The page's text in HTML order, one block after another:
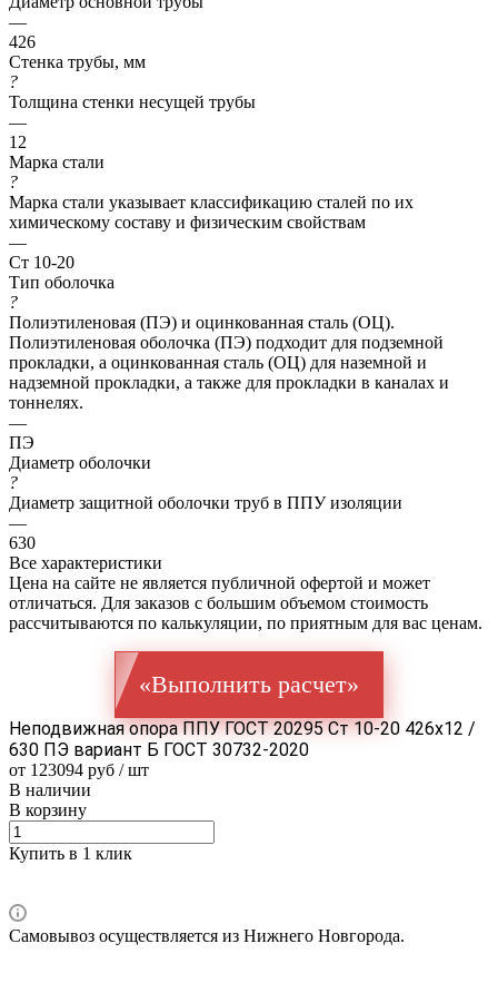
—
426
Стенка трубы, мм
?
Толщина стенки несущей трубы
—
12
Марка стали
?
Марка стали указывает классификацию сталей по их
химическому составу и физическим свойствам
—
Ст 10-20
Тип оболочка
?
Полиэтиленовая (ПЭ) и оцинкованная сталь (ОЦ).
Полиэтиленовая оболочка (ПЭ) подходит для подземной
прокладки, а оцинкованная сталь (ОЦ) для наземной и
надземной прокладки, а также для прокладки в каналах и
тоннелях.
—
ПЭ
Диаметр оболочки
?
Диаметр защитной оболочки труб в ППУ изоляции
—
630
Все характеристики
Цена на сайте не является публичной офертой и может
отличаться. Для заказов с большим объемом стоимость
рассчитываются по калькуляции, по приятным для вас ценам.
«Выполнить расчет»
Неподвижная опора ППУ ГОСТ 20295 Ст 10-20 426x12 /
630 ПЭ вариант Б ГОСТ 30732-2020
от 123094 руб / шт
В наличии
В корзину
Купить в 1 клик
Самовывоз осуществляется из Нижнего Новгорода.